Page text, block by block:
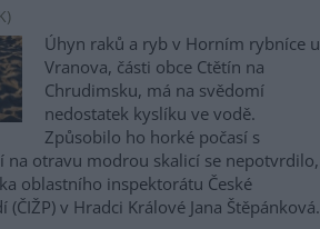
)
Úhyn raků a ryb v Horním rybníce u
Vranova, části obce Ctětín na
Chrudimsku, má na svědomí
nedostatek kyslíku ve vodě.
Způsobilo ho horké počasí s
na otravu modrou skalicí se nepotvrdilo,
oblastního inspektorátu České
v Hradci Králové Jana Štěpánková.